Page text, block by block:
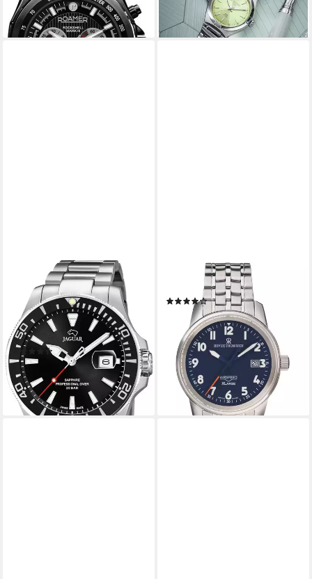
-12%
lieferbar - in 3-4 Werktagen bei dir
Quarzuhr Diver J860/D,
Armbanduhr, Quarzuhr,
Herrenuhr, Saphirglas, Swiss
Made
(35)
ab 366,84 €
lieferbar in 4 Wochen
REVUE THOMMEN
Automatikuhr 160.522.135
(1)
ab 799,00 € UVP1.500,00 €
-47%
lieferbar - in 3-4 Werktagen bei dir